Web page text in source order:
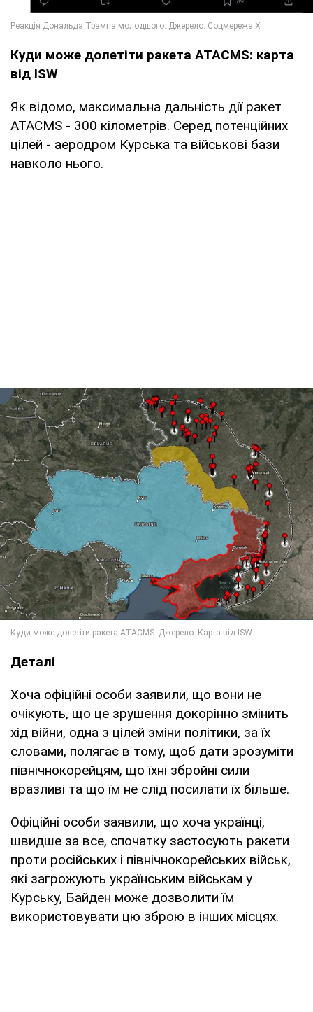
Куди може долетіти ракета ATACMS: карта
від ISW
Як відомо, максимальна дальність дії ракет
ATACMS - 300 кілометрів. Серед потенційних
цілей - аеродром Курська та військові бази
навколо нього.
Деталі
Хоча офіційні особи заявили, що вони не
очікують, що це зрушення докорінно змінить
хід війни, одна з цілей зміни політики, за їх
словами, полягає в тому, щоб дати зрозуміти
північнокорейцям, що їхні збройні сили
вразливі та що їм не слід посилати їх більше.
Офіційні особи заявили, що хоча українці,
швидше за все, спочатку застосують ракети
проти російських і північнокорейських військ,
які загрожують українським військам у
Курську, Байден може дозволити їм
використовувати цю зброю в інших місцях.